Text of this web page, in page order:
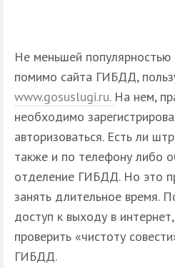
Не меньшей
помимо сайта ГИБДД,
www.gosuslugi.ru. На нем,
необходимо
авторизоваться. Есть ли
также и по телефону либо
отделение ГИБДД. Но это
занять длительное время.
доступ к выходу в
проверить «чистоту
ГИБДД.